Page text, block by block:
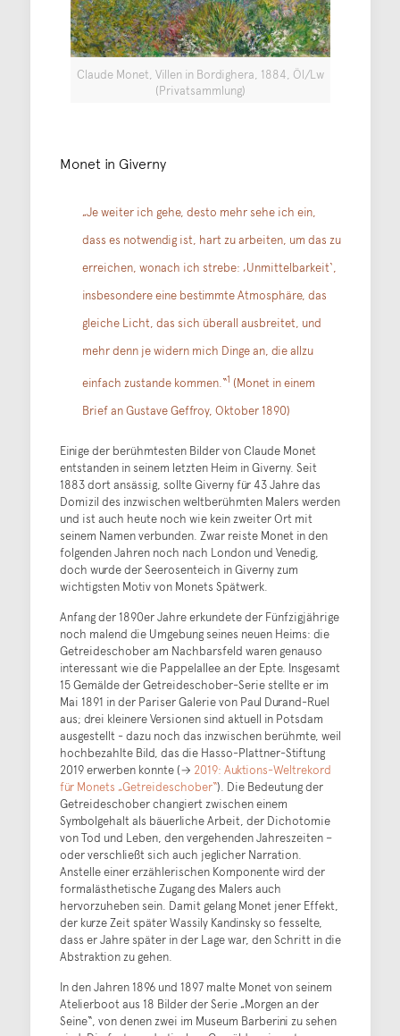
Claude Monet, Villen in Bordighera, 1884, Öl/Lw
(Privatsammlung)
Monet in Giverny
„Je weiter ich gehe, desto mehr sehe ich ein,
dass es notwendig ist, hart zu arbeiten, um das zu
erreichen, wonach ich strebe: ‚Unmittelbarkeit‘,
insbesondere eine bestimmte Atmosphäre, das
gleiche Licht, das sich überall ausbreitet, und
mehr denn je widern mich Dinge an, die allzu
einfach zustande kommen.“1 (Monet in einem
Brief an Gustave Geffroy, Oktober 1890)
Einige der berühmtesten Bilder von Claude Monet
entstanden in seinem letzten Heim in Giverny. Seit
1883 dort ansässig, sollte Giverny für 43 Jahre das
Domizil des inzwischen weltberühmten Malers werden
und ist auch heute noch wie kein zweiter Ort mit
seinem Namen verbunden. Zwar reiste Monet in den
folgenden Jahren noch nach London und Venedig,
doch wurde der Seerosenteich in Giverny zum
wichtigsten Motiv von Monets Spätwerk.
Anfang der 1890er Jahre erkundete der Fünfzigjährige
noch malend die Umgebung seines neuen Heims: die
Getreideschober am Nachbarsfeld waren genauso
interessant wie die Pappelallee an der Epte. Insgesamt
15 Gemälde der Getreideschober-Serie stellte er im
Mai 1891 in der Pariser Galerie von Paul Durand-Ruel
aus; drei kleinere Versionen sind aktuell in Potsdam
ausgestellt - dazu noch das inzwischen berühmte, weil
hochbezahlte Bild, das die Hasso-Plattner-Stiftung
2019 erwerben konnte (→ 2019: Auktions-Weltrekord
für Monets „Getreideschober“). Die Bedeutung der
Getreideschober changiert zwischen einem
Symbolgehalt als bäuerliche Arbeit, der Dichotomie
von Tod und Leben, den vergehenden Jahreszeiten –
oder verschließt sich auch jeglicher Narration.
Anstelle einer erzählerischen Komponente wird der
formalästhetische Zugang des Malers auch
hervorzuheben sein. Damit gelang Monet jener Effekt,
der kurze Zeit später Wassily Kandinsky so fesselte,
dass er Jahre später in der Lage war, den Schritt in die
Abstraktion zu gehen.
In den Jahren 1896 und 1897 malte Monet von seinem
Atelierboot aus 18 Bilder der Serie „Morgen an der
Seine“, von denen zwei im Museum Barberini zu sehen